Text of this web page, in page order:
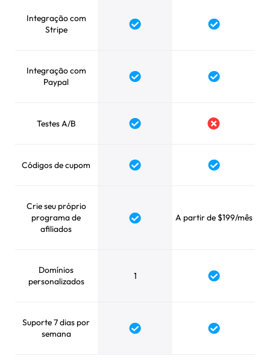
Integração com
Stripe
Integração com
Paypal
Testes A/B
Códigos de cupom
Crie seu próprio
programa de
afiliados
A partir de $199/mês
Domínios
personalizados
1
Suporte 7 dias por
semana